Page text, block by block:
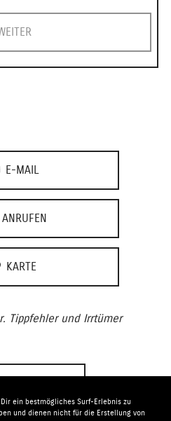
E-MAIL
ANRUFEN
KARTE
Tippfehler und Irrtümer
ein bestmögliches Surf-Erlebnis zu
und dienen nicht für die Erstellung von